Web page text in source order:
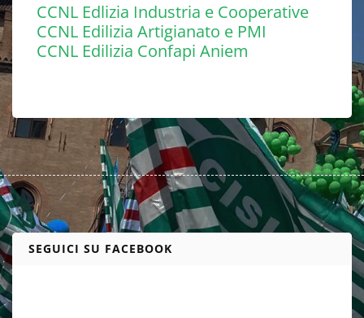
CCNL Edlizia Industria e Cooperative
CCNL Edilizia Artigianato e PMI
CCNL Edilizia Confapi Aniem
SEGUICI SU FACEBOOK